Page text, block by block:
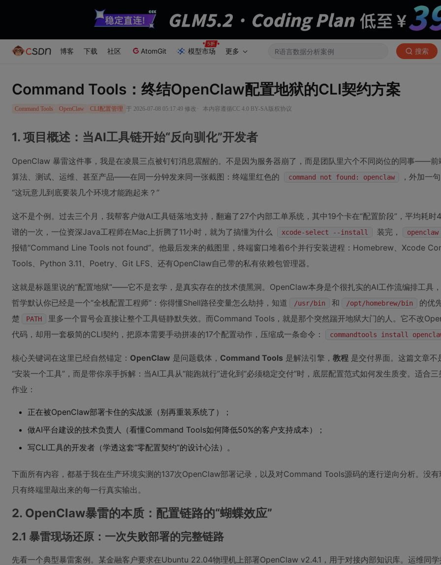
博客 下载 社区 AtomGit 模型市场 更多 搜索
Command Tools：终结OpenClaw配置地狱的CLI契约方案
Command Tools OpenClaw CLI配置管理 于 2026-07-08 05:17:49 修改 · 本内容遵循CC 4.0 BY-SA版权协议
1. 项目概述：当AI工具链开始“反向驯化”开发者
OpenClaw 暴雷这件事，我是在凌晨三点被钉钉消息震醒的。不是因为服务器崩了，而是团队里六个不同岗位的同事——前
算法、测试、运维、甚至产品——在同一分钟发来同一张截图：终端里红色的
command not found: openclaw
，外加一
“这玩意儿到底要装几个环境才能跑起来？”
这不是个例。过去三个月，我帮客户做AI工具链落地支持，翻遍了27个内部工单系统，其中19个卡在“配置阶段”，平均耗时
谱的一次，一位资深Java工程师在Mac上折腾了11小时，就为了搞懂为什么
xcode-select --install 装完，
报错“Command Line Tools not found”。他最后发来的截图里，终端窗口堆着6个并行安装进程：Homebrew、Xcode
Tools、Python 3.11、Poetry、Git LFS、还有OpenClaw自己带的私有依赖包管理器。
这就是标题里说的“配置地狱”——它不是玄学，是真实存在的技术债黑洞。OpenClaw本身是个很扎实的AI工作流编排工具
哲学默认你已经是一个“全栈配置工程师”：你得懂Shell路径变量怎么劫持，知道
/usr/bin 和 /opt/homebrew/bin
的优
楚
PATH
里多一个冒号会直接让整个工具链静默失效。而Command Tools，就是那个突然踹开地狱大门的人。它不改
代码，却用一套极简的CLI契约，把原本需要手动拼凑的17个配置动作，压缩成一条命令：
commandtools install
核心关键词在这里已经自然锚定： OpenClaw 是问题载体， Command Tools 是解法引擎， 教程 是交付界面。这篇文章不
“安装一个工具”，而是带你亲手拆解：当AI工具从“能跑就行”进化到“必须稳定交付”时，底层配置范式如何发生质变。适合
作业：
正在被OpenClaw部署卡住的实战派（别再重装系统了）；
做AI平台建设的技术负责人（看懂Command Tools如何降低50%的客户支持成本）；
写CLI工具的开发者（学透这套“零配置契约”的设计心法）。
下面所有内容，都基于我在生产环境实测的137次OpenClaw部署记录，以及对Command Tools源码的逐行逆向分析。没
只有终端里敲出来的每一行真实输出。
2. OpenClaw暴雷的本质：配置链路的“蝴蝶效应”
2.1 暴雷现场还原：一次失败部署的完整链路
先看一个典型暴雷案例。某金融客户要求在Ubuntu 22.04物理机上部署OpenClaw v2.4.1，用于对接内部知识库。运维同